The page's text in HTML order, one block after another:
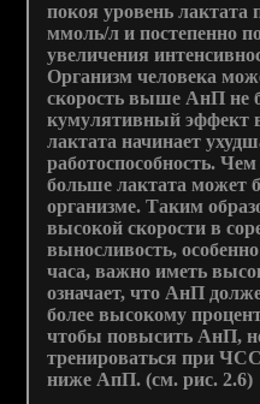
покоя уровень лактата
ммоль/л и постепенно
увеличения
Организм человека
скорость выше АнП не
кумулятивный эффект
лактата начинает
работоспособность.
больше лактата может
организме. Таким
высокой скорости в
выносливость,
часа, важно иметь
означает, что АнП
более высокому
чтобы повысить АнП,
тренироваться при
ниже АпП. (см. рис. 2.6)